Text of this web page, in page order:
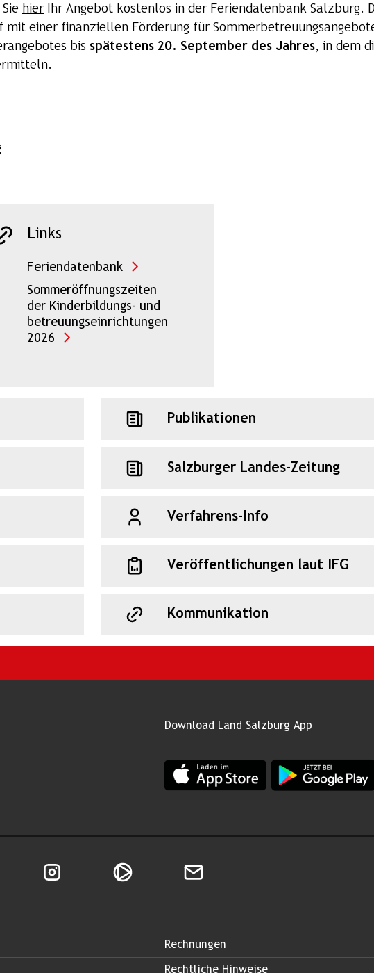
hier Ihr Angebot kostenlos in der Feriendatenbank Salzburg.
einer finanziellen Förderung für
bis spätestens 20. September des Jahres, in dem
Links
Feriendatenbank
Sommeröffnungszeiten
der Kinderbildungs- und
betreuungseinrichtungen
2026
Publikationen
Salzburger Landes-Zeitung
Verfahrens-Info
Veröffentlichungen laut IFG
Kommunikation
Download Land Salzburg App
App Land Salzburg im Apple App
App Land
Seite von Land Salzburg
Instagram Seite von Land Salzburg
Salzburg ON Newsletter abonnieren
Rechnungen
Rechtliche Hinweise